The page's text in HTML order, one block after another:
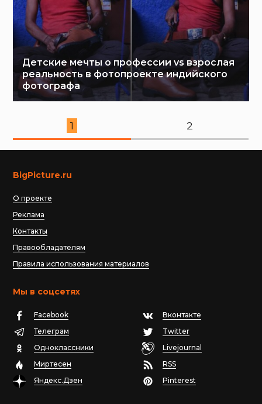
Детские мечты о профессии vs взрослая
реальность в фотопроекте индийского
фотографа
1 2
BigPicture.ru
О проекте
Реклама
Контакты
Правообладателям
Правила использования материалов
Мы в соцсетях
Facebook
Вконтакте
Телеграм
Twitter
Одноклассники
Livejournal
Миртесен
RSS
Яндекс.Дзен
Pinterest